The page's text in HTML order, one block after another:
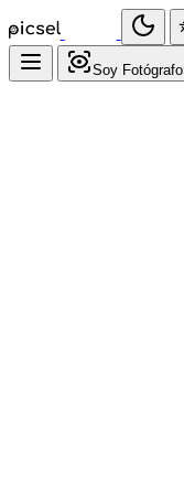
Soy Fotógrafo